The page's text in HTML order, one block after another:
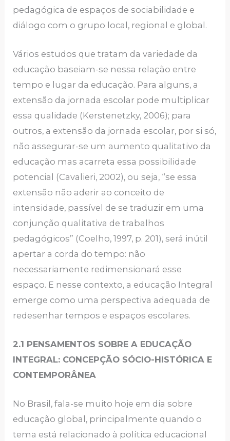
pedagógica de espaços de sociabilidade e
diálogo com o grupo local, regional e global.
Vários estudos que tratam da variedade da
educação baseiam-se nessa relação entre
tempo e lugar da educação. Para alguns, a
extensão da jornada escolar pode multiplicar
essa qualidade (Kerstenetzky, 2006); para
outros, a extensão da jornada escolar, por si só,
não assegurar-se um aumento qualitativo da
educação mas acarreta essa possibilidade
potencial (Cavalieri, 2002), ou seja, “se essa
extensão não aderir ao conceito de
intensidade, passível de se traduzir em uma
conjunção qualitativa de trabalhos
pedagógicos” (Coelho, 1997, p. 201), será inútil
apertar a corda do tempo: não
necessariamente redimensionará esse
espaço. E nesse contexto, a educação Integral
emerge como uma perspectiva adequada de
redesenhar tempos e espaços escolares.
2.1 PENSAMENTOS SOBRE A EDUCAÇÃO
INTEGRAL: CONCEPÇÃO SÓCIO-HISTÓRICA E
CONTEMPORÂNEA
No Brasil, fala-se muito hoje em dia sobre
educação global, principalmente quando o
tema está relacionado à política educacional